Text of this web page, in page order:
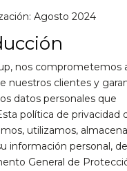
Agosto 2024
nos comprometemos
nuestros clientes y
datos personales que
política de privacidad
utilizamos,
información personal,
General de